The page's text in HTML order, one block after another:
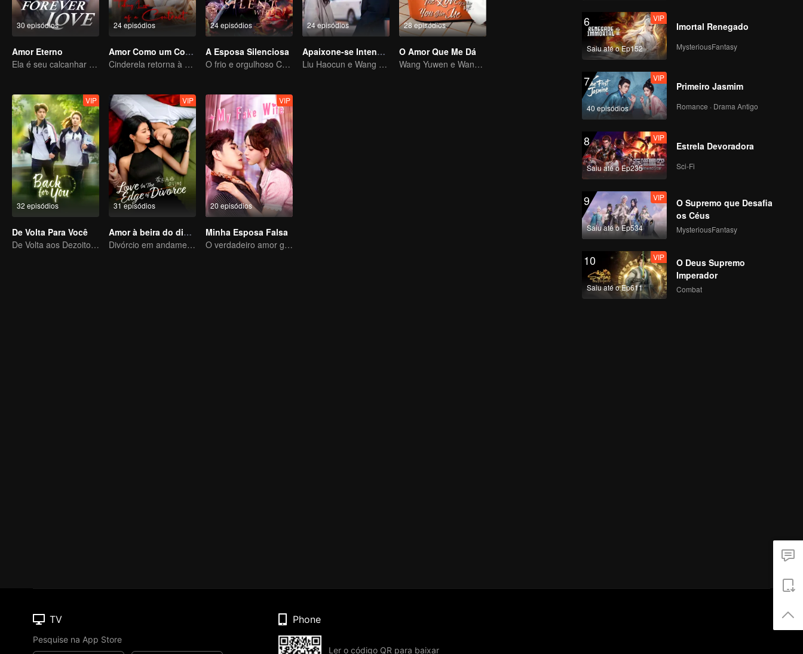
30 episódios
Amor Eterno
Ela é seu calcanhar de Aquiles e sua armadura
24 episódios
Amor Como um Contrato
Cinderela retorna à alta sociedade e encontra o amor com o presidente
24 episódios
A Esposa Silenciosa
O frio e orgulhoso CEO persegue sua doce esposa muda
24 episódios
Apaixone-se Intensamente (English Ver.)
Liu Haocun e Wang Anyu encenaram uma pura história de amor juvenil
28 episódios
O Amor Que Me Dá
Wang Yuwen e Wang Ziqi trabalham novamente como um casal
32 episódios
VIP
De Volta Para Você
De Volta aos Dezoito, Para Salvar Seu Amor Ideal
31 episódios
VIP
Amor à beira do divórcio
Divórcio em andamento, paixão no momento certo
20 episódios
VIP
Minha Esposa Falsa
O verdadeiro amor gerado no casamento substituto
6
Saiu até o Ep152
VIP
Imortal Renegado
MysteriousFantasy
7
40 episódios
VIP
Primeiro Jasmim
Romance · Drama Antigo
8
Saiu até o Ep235
VIP
Estrela Devoradora
Sci-Fi
9
Saiu até o Ep534
VIP
O Supremo que Desafia
os Céus
MysteriousFantasy
10
Saiu até o Ep611
VIP
O Deus Supremo
Imperador
Combat
TV
Pesquise na App Store
Phone
Ler o código QR para baixar